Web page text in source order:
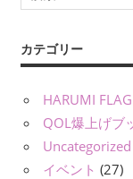
カテゴリー
HARUMI FLAG
QOL爆上げブ
Uncategorized
イベント (27)